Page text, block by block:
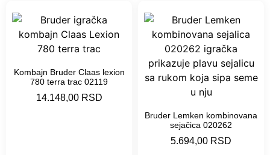
Kombajn Bruder Claas lexion
780 terra trac 02119
14.148,00 RSD
Bruder Lemken kombinovana
sejačica 020262
5.694,00 RSD